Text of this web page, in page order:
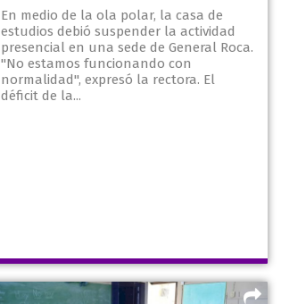
En medio de la ola polar, la casa de
estudios debió suspender la actividad
presencial en una sede de General Roca.
"No estamos funcionando con
normalidad", expresó la rectora. El
déficit de la...